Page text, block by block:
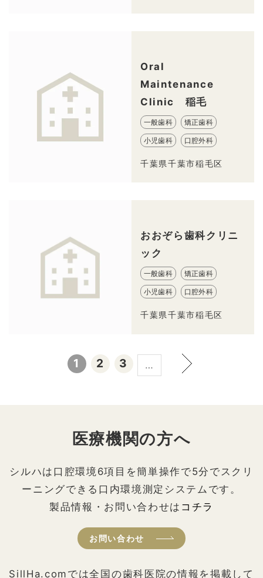
Oral
Maintenance
Clinic 稲毛
一般歯科 矯正歯科
小児歯科 口腔外科
千葉県千葉市稲毛区
おおぞら歯科クリニ
ック
一般歯科 矯正歯科
小児歯科 口腔外科
千葉県千葉市稲毛区
1 2 3 …
医療機関の方へ
シルハは口腔環境6項目を簡単操作で5分でスクリ
ーニングできる口内環境測定システムです。
製品情報・お問い合わせは コチラ
お問い合わせ
SillHa.comでは全国の歯科医院の情報を掲載して